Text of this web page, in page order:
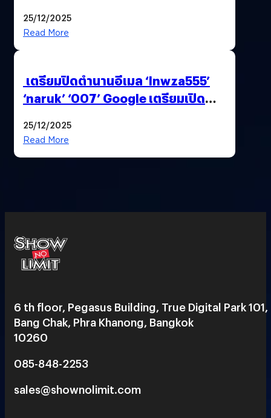
25/12/2025
Read More
เตรียมปิดตำนานอีเมล ‘lnwza555’
‘naruk’ ‘007’ Google เตรียมเปิด
25/12/2025
Read More
6 th floor, Pegasus Building, True Digital Park 101,
Bang Chak, Phra Khanong, Bangkok
10260
085-848-2253
sales@shownolimit.com